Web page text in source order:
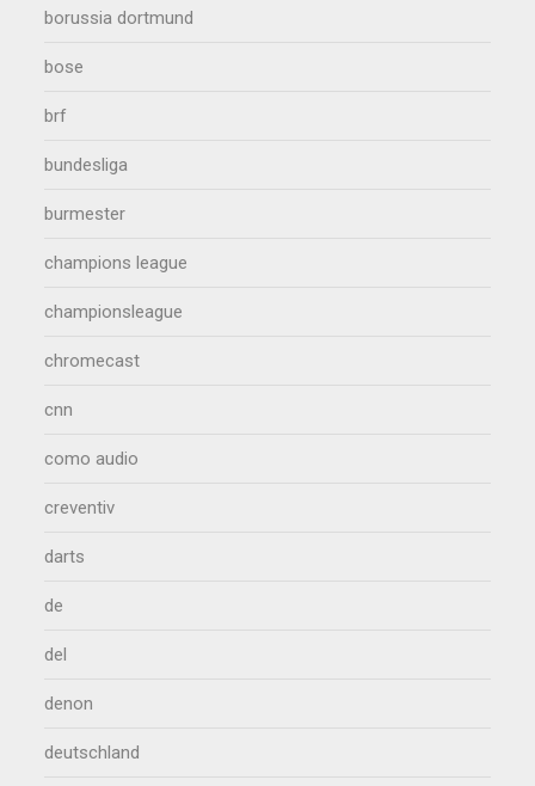
borussia dortmund
bose
brf
bundesliga
burmester
champions league
championsleague
chromecast
cnn
como audio
creventiv
darts
de
del
denon
deutschland